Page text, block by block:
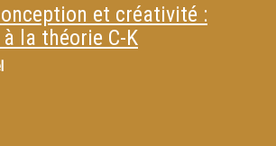
et créativité :
la théorie C-K